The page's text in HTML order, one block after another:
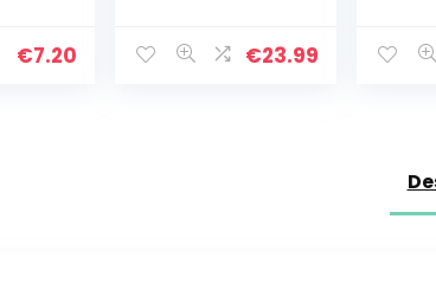
€7.20
€23.99